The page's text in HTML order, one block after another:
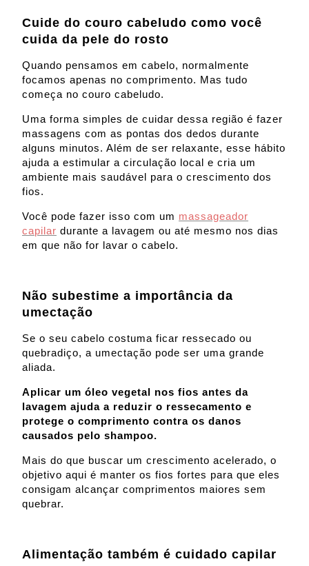
Cuide do couro cabeludo como você
cuida da pele do rosto
Quando pensamos em cabelo, normalmente
focamos apenas no comprimento. Mas tudo
começa no couro cabeludo.
Uma forma simples de cuidar dessa região é fazer
massagens com as pontas dos dedos durante
alguns minutos. Além de ser relaxante, esse hábito
ajuda a estimular a circulação local e cria um
ambiente mais saudável para o crescimento dos
fios.
Você pode fazer isso com um massageador
capilar durante a lavagem ou até mesmo nos dias
em que não for lavar o cabelo.
Não subestime a importância da
umectação
Se o seu cabelo costuma ficar ressecado ou
quebradiço, a umectação pode ser uma grande
aliada.
Aplicar um óleo vegetal nos fios antes da
lavagem ajuda a reduzir o ressecamento e
protege o comprimento contra os danos
causados pelo shampoo.
Mais do que buscar um crescimento acelerado, o
objetivo aqui é manter os fios fortes para que eles
consigam alcançar comprimentos maiores sem
quebrar.
Alimentação também é cuidado capilar